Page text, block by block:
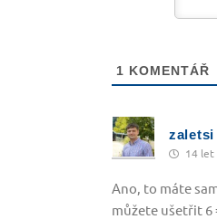
1 KOMENTÁŘ
zaletsi
14 let
Ano, to máte
můžete ušetřit 6